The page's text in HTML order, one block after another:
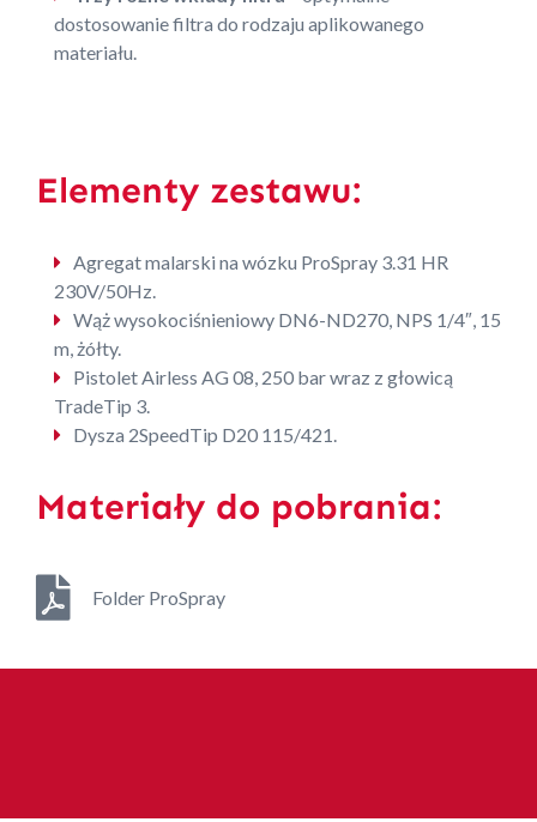
dostosowanie filtra do rodzaju aplikowanego
materiału.
Elementy zestawu:
Agregat malarski na wózku ProSpray 3.31 HR
230V/50Hz.
Wąż wysokociśnieniowy DN6-ND270, NPS 1/4″, 15
m, żółty.
Pistolet Airless AG 08, 250 bar wraz z głowicą
TradeTip 3.
Dysza 2SpeedTip D20 115/421.
Materiały do pobrania:
Folder ProSpray